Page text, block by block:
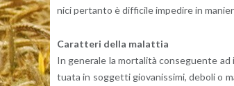
ni­ci per­tan­to è dif­fi­ci­le im­pe­di­re in
Ca­rat­te­ri della ma­lat­tia
In ge­ne­ra­le la mor­ta­li­tà con­se­guen­te
tua­ta in sog­get­ti gio­va­nis­si­mi, de­bo­li o